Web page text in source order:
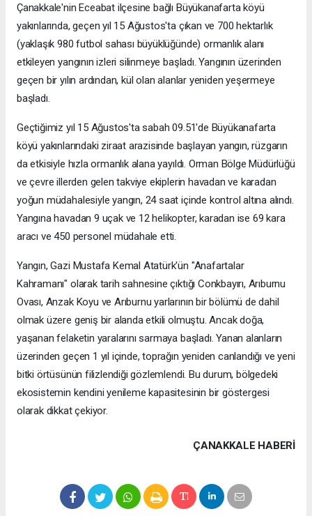
Çanakkale'nin Eceabat ilçesine bağlı Büyükanafarta köyü
yakınlarında, geçen yıl 15 Ağustos'ta çıkan ve 700 hektarlık
(yaklaşık 980 futbol sahası büyüklüğünde) ormanlık alanı
etkileyen yangının izleri silinmeye başladı. Yangının üzerinden
geçen bir yılın ardından, kül olan alanlar yeniden yeşermeye
başladı.
Geçtiğimiz yıl 15 Ağustos'ta sabah 09.51'de Büyükanafarta
köyü yakınlarındaki ziraat arazisinde başlayan yangın, rüzgarın
da etkisiyle hızla ormanlık alana yayıldı. Orman Bölge Müdürlüğü
ve çevre illerden gelen takviye ekiplerin havadan ve karadan
yoğun müdahalesiyle yangın, 24 saat içinde kontrol altına alındı.
Yangına havadan 9 uçak ve 12 helikopter, karadan ise 69 kara
aracı ve 450 personel müdahale etti.
Yangın, Gazi Mustafa Kemal Atatürk'ün "Anafartalar
Kahramanı" olarak tarih sahnesine çıktığı Conkbayırı, Arıburnu
Ovası, Anzak Koyu ve Arıburnu yarlarının bir bölümü de dahil
olmak üzere geniş bir alanda etkili olmuştu. Ancak doğa,
yaşanan felaketin yaralarını sarmaya başladı. Yanan alanların
üzerinden geçen 1 yıl içinde, toprağın yeniden canlandığı ve yeni
bitki örtüsünün filizlendiği gözlemlendi. Bu durum, bölgedeki
ekosistemin kendini yenileme kapasitesinin bir göstergesi
olarak dikkat çekiyor.
ÇANAKKALE HABERİ